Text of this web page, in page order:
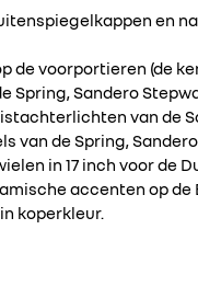
en
voorportieren (de
Spring, Sandero
van de
van de Spring,
in 17 inch voor de
accenten op de
koperkleur.